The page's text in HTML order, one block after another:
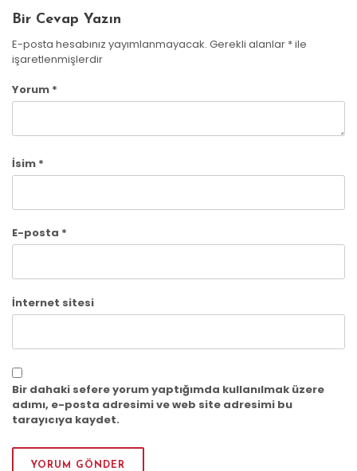
Bir Cevap Yazın
E-posta hesabınız yayımlanmayacak. Gerekli alanlar *ile
işaretlenmişlerdir
Yorum *
İsim *
E-posta *
İnternet sitesi
Bir dahaki sefere yorum yaptığımda kullanılmak üzere
adımı, e-posta adresimi ve web site adresimi bu
tarayıcıya kaydet.